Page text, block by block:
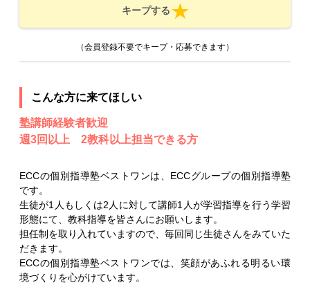
キープする
（会員登録不要でキープ・応募できます）
こんな方に来てほしい
塾講師経験者歓迎
週3回以上 2教科以上担当できる方
ECCの個別指導塾ベストワンは、ECCグループの個別指導塾
です。
生徒が1人もしくは2人に対して講師1人が学習指導を行う学習
形態にて、教科指導を皆さんにお願いします。
担任制を取り入れていますので、毎回同じ生徒さんをみていた
だきます。
ECCの個別指導塾ベストワンでは、笑顔があふれる明るい環
境づくりを心がけています。